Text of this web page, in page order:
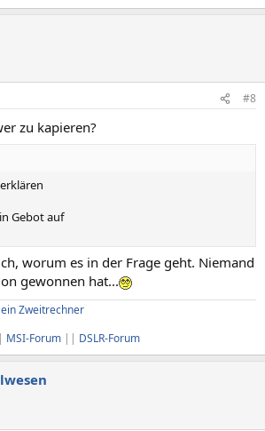
#8
zu kapieren?
Gebot auf
worum es in der Frage geht. Niemand
gewonnen hat...
Zweitrechner
MSI-Forum || DSLR-Forum